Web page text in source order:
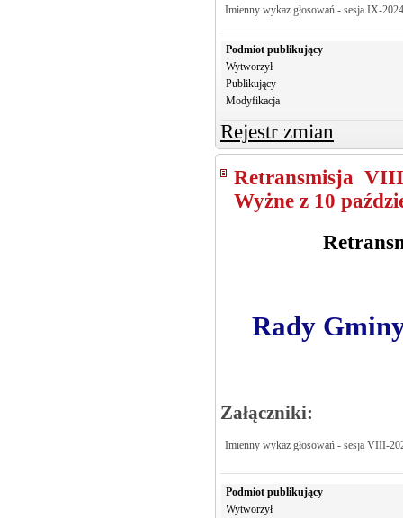
Imienny wykaz głosowań - sesja IX-2024
Podmiot publikujący
Wytworzył
Publikujący
Modyfikacja
Rejestr zmian
Retransmisja
Wyżne z 10
Rady
Załączniki:
Imienny wykaz głosowań - sesja VIII-
Podmiot publikujący
Wytworzył